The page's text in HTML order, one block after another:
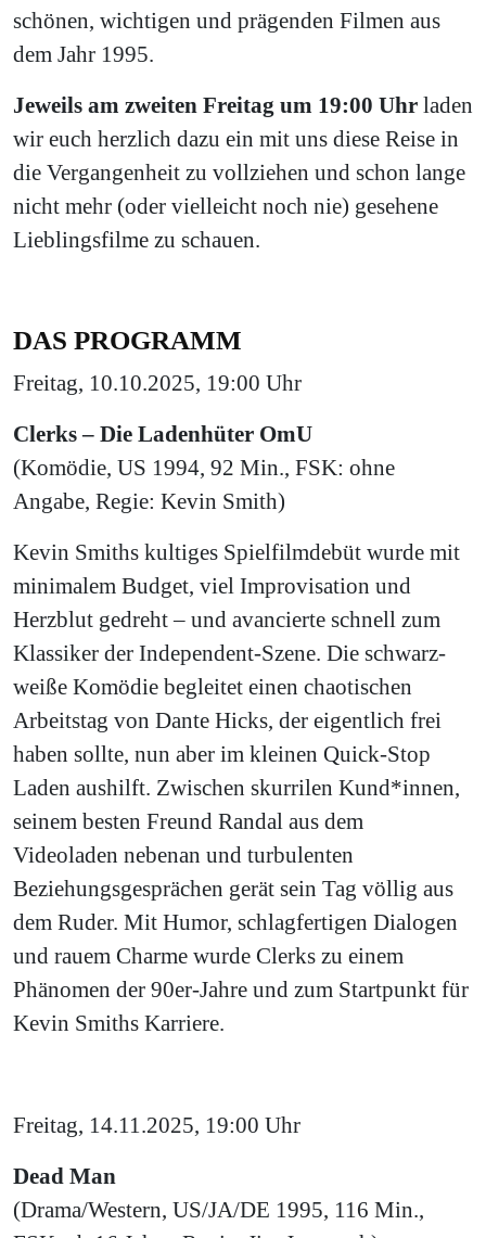
schönen, wichtigen und prägenden Filmen aus
dem Jahr 1995.
Jeweils am zweiten Freitag um 19:00 Uhr laden
wir euch herzlich dazu ein mit uns diese Reise in
die Vergangenheit zu vollziehen und schon lange
nicht mehr (oder vielleicht noch nie) gesehene
Lieblingsfilme zu schauen.
DAS PROGRAMM
Freitag, 10.10.2025, 19:00 Uhr
Clerks – Die Ladenhüter OmU
(Komödie, US 1994, 92 Min., FSK: ohne
Angabe, Regie: Kevin Smith)
Kevin Smiths kultiges Spielfilmdebüt wurde mit
minimalem Budget, viel Improvisation und
Herzblut gedreht – und avancierte schnell zum
Klassiker der Independent-Szene. Die schwarz-
weiße Komödie begleitet einen chaotischen
Arbeitstag von Dante Hicks, der eigentlich frei
haben sollte, nun aber im kleinen Quick-Stop
Laden aushilft. Zwischen skurrilen Kund*innen,
seinem besten Freund Randal aus dem
Videoladen nebenan und turbulenten
Beziehungsgesprächen gerät sein Tag völlig aus
dem Ruder. Mit Humor, schlagfertigen Dialogen
und rauem Charme wurde Clerks zu einem
Phänomen der 90er-Jahre und zum Startpunkt für
Kevin Smiths Karriere.
Freitag, 14.11.2025, 19:00 Uhr
Dead Man
(Drama/Western, US/JA/DE 1995, 116 Min.,